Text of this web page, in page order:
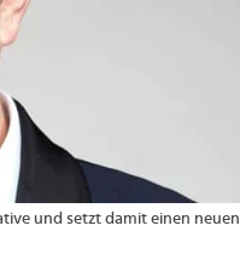
und setzt damit einen neuen